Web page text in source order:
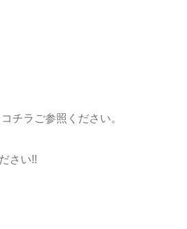
チラご参照ください。
さい!!